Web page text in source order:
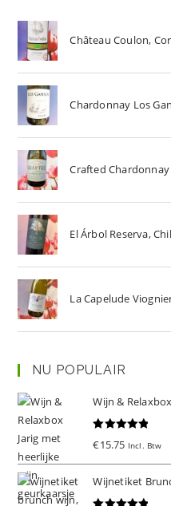
Château Coulon,
Chardonnay Los
Crafted
El Árbol Reserva,
La Capelude
NU POPULAIR
Wijn &
€15.75 Incl. Btw
Wijnetiket